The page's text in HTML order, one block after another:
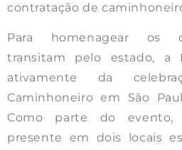
contratação de
Para homenagear os
transitam pelo estado, a
ativamente da
Caminhoneiro em São
Como parte do evento,
presente em dois locais